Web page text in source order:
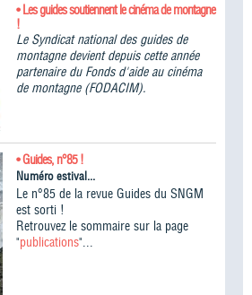
• Les guides soutiennent le cinéma de montagne
!
Le Syndicat national des guides de
montagne devient depuis cette année
partenaire du Fonds d'aide au cinéma
de montagne (FODACIM).
• Guides, n°85 !
Numéro estival...
Le n°85 de la revue Guides du SNGM
est sorti !
Retrouvez le sommaire sur la page
"publications"...